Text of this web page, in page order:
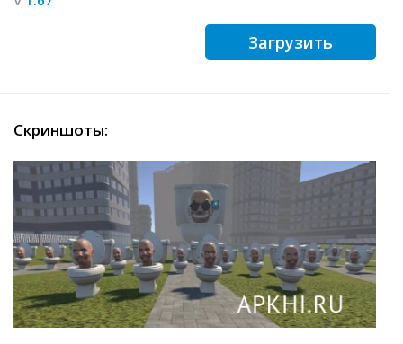
Загрузить
Скриншоты: